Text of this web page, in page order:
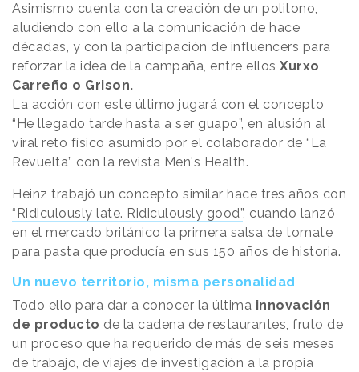
Asimismo cuenta con la creación de un politono,
aludiendo con ello a la comunicación de hace
décadas, y con la participación de influencers para
reforzar la idea de la campaña, entre ellos Xurxo
Carreño o Grison.
La acción con este último jugará con el concepto
“He llegado tarde hasta a ser guapo”, en alusión al
viral reto físico asumido por el colaborador de “La
Revuelta” con la revista Men's Health.
Heinz trabajó un concepto similar hace tres años con
“Ridiculously late. Ridiculously good”, cuando lanzó
en el mercado británico la primera salsa de tomate
para pasta que producía en sus 150 años de historia.
Un nuevo territorio, misma personalidad
Todo ello para dar a conocer la última innovación
de producto de la cadena de restaurantes, fruto de
un proceso que ha requerido de más de seis meses
de trabajo, de viajes de investigación a la propia